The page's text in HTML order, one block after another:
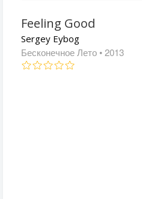
Feeling Good
Sergey Eybog
Бесконечное Лето • 2013